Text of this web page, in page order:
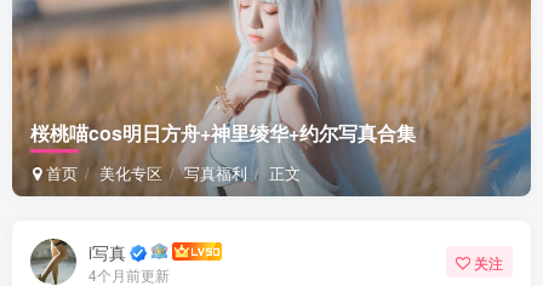
桜桃喵cos明日方舟+神里绫华+约尔写真合集
首页 美化专区 写真福利 正文
i写真
4个月前更新
关注